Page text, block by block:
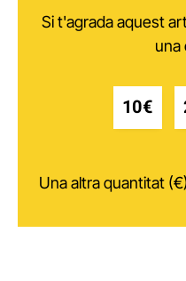
Si t'agrada aquest
una
10€
Una altra quantitat